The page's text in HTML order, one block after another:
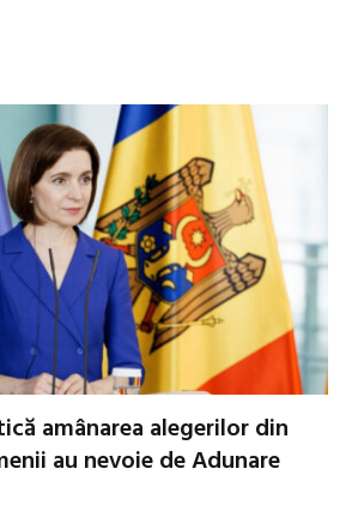
amânarea alegerilor din
au nevoie de Adunare